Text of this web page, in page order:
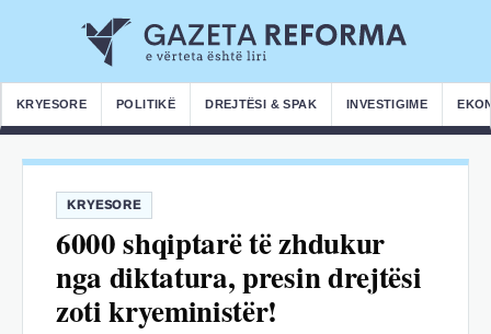
KRYESORE POLITIKË DREJTËSI & SPAK INVESTIGIME
KRYESORE
6000 shqiptarë të zhdukur
nga diktatura, presin drejtësi
zoti kryeministër!